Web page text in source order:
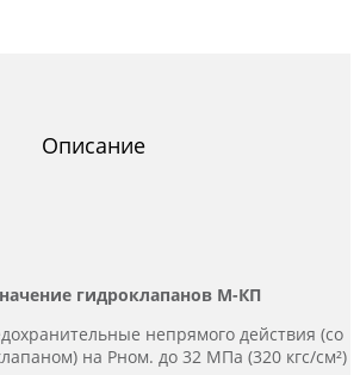
Описание
гидроклапанов М-КП
непрямого действия (со
на Рном. до 32 МПа (320 кгс/см²)